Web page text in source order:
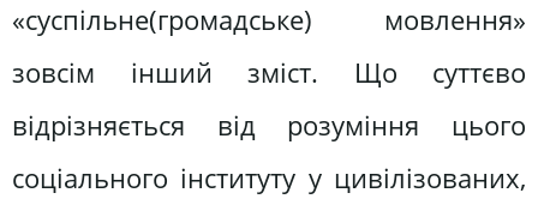
«суспільне(громадське) мовлення»
зовсім інший зміст. Що суттєво
відрізняється від розуміння цього
соціального інституту у цивілізованих,